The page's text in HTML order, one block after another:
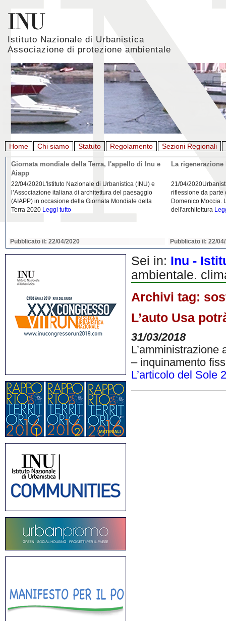
Istituto Nazionale di Urbanistica
Associazione di protezione ambientale
Home Chi siamo Statuto Regolamento Sezioni Regionali
Giornata mondiale della Terra, l'appello di Inu e
Aiapp
22/04/2020L'Istituto Nazionale di Urbanistica (INU) e
l’Associazione italiana di architettura del paesaggio
(AIAPP) in occasione della Giornata Mondiale della
Terra 2020 Leggi tutto
Pubblicato il: 22/04/2020
La
21/04/
riflessione da parte
Domenico Moccia.
dell'architettura
Pubblicato il: 22/
Sei in: Inu -
ambientale.
Archivi tag:
L’auto Usa
31/03/2018
– inquinamento
L’articolo del Sole